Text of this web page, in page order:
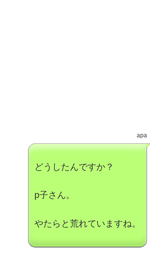
apa
どうしたんですか？
p子さん。
やたらと荒れていますね。